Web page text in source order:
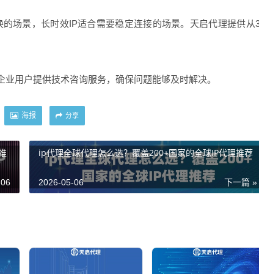
场景，长时效IP适合需要稳定连接的场景。天启代理提供从
用户提供技术咨询服务，确保问题能够及时解决。
海报 分享
ip代理全球代理怎么选？覆盖200+国家的全球IP代理推荐
下一篇 »
2026-05-06